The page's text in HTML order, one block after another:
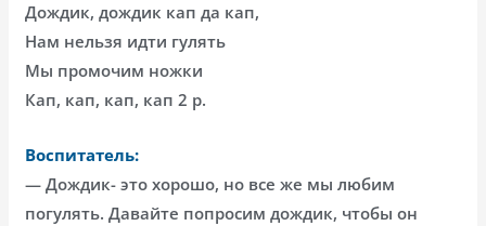
Дождик, дождик кап да кап,
Нам нельзя идти гулять
Мы промочим ножки
Кап, кап, кап, кап 2 р.
Воспитатель:
— Дождик- это хорошо, но все же мы любим
погулять. Давайте попросим дождик, чтобы он